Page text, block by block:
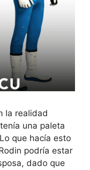
la realidad
una paleta
que hacía esto
podría estar
dado que